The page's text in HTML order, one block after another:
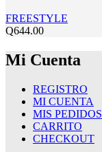
FREESTYLE
Q644.00
Mi Cuenta
REGISTRO
MI CUENTA
MIS PEDIDOS
CARRITO
CHECKOUT